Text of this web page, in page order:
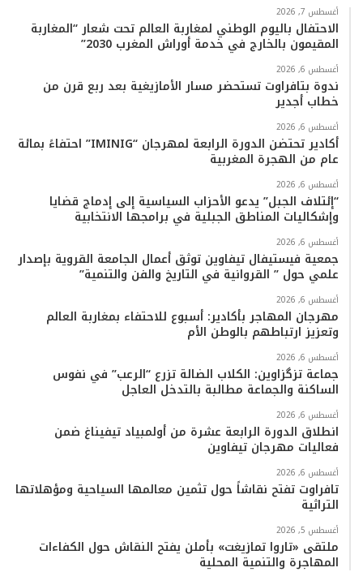
و
ك
ت
ر
ي
و
ب
ت
ق
ر
م
o
k
س
ب
أغسطس 7, 2026
الاحتفال باليوم الوطني لمغاربة العالم تحت شعار “المغاربة
المقيمون بالخارج في خدمة أوراش المغرب 2030”
أغسطس 6, 2026
ندوة بتافراوت تستحضر مسار الأمازيغية بعد ربع قرن من
خطاب أجدير
أغسطس 6, 2026
أكادير تحتضن الدورة الرابعة لمهرجان “IMINIG” احتفاءً بمائة
عام من الهجرة المغربية
أغسطس 6, 2026
“إئتلاف الجبل” يدعو الأحزاب السياسية إلى إدماج قضايا
وإشكاليات المناطق الجبلية في برامجها الانتخابية
أغسطس 6, 2026
جمعية فيستيفال تيفاوين توثق أعمال الجامعة القروية بإصدار
علمي حول ” القروانية في التاريخ والفن والتنمية”
أغسطس 6, 2026
مهرجان المهاجر بأكادير: أسبوع للاحتفاء بمغاربة العالم
وتعزيز ارتباطهم بالوطن الأم
أغسطس 6, 2026
جماعة تزگزاوين: الكلاب الضالة تزرع “الرعب” في نفوس
الساكنة والجماعة مطالبة بالتدخل العاجل
أغسطس 6, 2026
انطلاق الدورة الرابعة عشرة من أولمبياد تيفيناغ ضمن
فعاليات مهرجان تيفاوين
أغسطس 6, 2026
تافراوت تفتح نقاشاً حول تثمين معالمها السياحية ومؤهلاتها
التراثية
أغسطس 5, 2026
ملتقى «تاروا تمازيغت» بأملن يفتح النقاش حول الكفاءات
المهاجرة والتنمية المحلية